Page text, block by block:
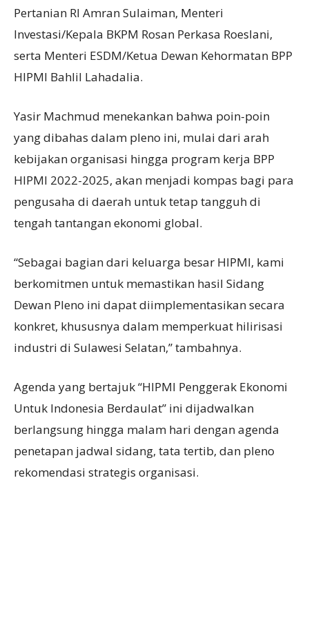
Pertanian RI Amran Sulaiman, Menteri
Investasi/Kepala BKPM Rosan Perkasa Roeslani,
serta Menteri ESDM/Ketua Dewan Kehormatan BPP
HIPMI Bahlil Lahadalia.
Yasir Machmud menekankan bahwa poin-poin
yang dibahas dalam pleno ini, mulai dari arah
kebijakan organisasi hingga program kerja BPP
HIPMI 2022-2025, akan menjadi kompas bagi para
pengusaha di daerah untuk tetap tangguh di
tengah tantangan ekonomi global.
“Sebagai bagian dari keluarga besar HIPMI, kami
berkomitmen untuk memastikan hasil Sidang
Dewan Pleno ini dapat diimplementasikan secara
konkret, khususnya dalam memperkuat hilirisasi
industri di Sulawesi Selatan,” tambahnya.
Agenda yang bertajuk “HIPMI Penggerak Ekonomi
Untuk Indonesia Berdaulat” ini dijadwalkan
berlangsung hingga malam hari dengan agenda
penetapan jadwal sidang, tata tertib, dan pleno
rekomendasi strategis organisasi.